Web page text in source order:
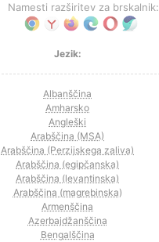
Namesti razširitev za brskalnik:
Jezik:
Albanščina
Amharsko
Angleški
Arabščina (MSA)
Arabščina (Perzijskega zaliva)
Arabščina (egipčanska)
Arabščina (levantinska)
Arabščina (magrebinska)
Armenščina
Azerbajdžanščina
Bengalščina